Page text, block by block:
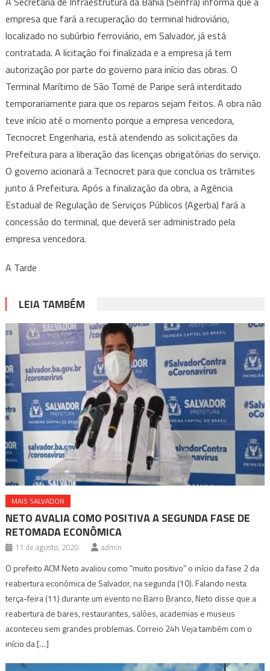
empresa que fará a recuperação do terminal hidroviário,
localizado no subúrbio ferroviário, em Salvador, já está
contratada. A licitação foi finalizada e a empresa já tem
autorização por parte do governo para início das obras. O
Terminal Marítimo de São Tomé de Paripe será interditado
temporariamente para que os reparos sejam feitos. A obra não
teve início até o momento porque a empresa vencedora,
Tecnocret Engenharia, está atendendo as solicitações da
Prefeitura para a liberação das licenças obrigatórias do serviço.
O governo acionará a Tecnocret para que conclua os trâmites
junto á Prefeitura. Após a finalização da obra, a Agência
Estadual de Regulação de Serviços Públicos (Agerba) fará a
concessão do terminal, que deverá ser administrado pela
empresa vencedora.
A Tarde
LEIA TAMBÉM
MAIS SALVADOR
NETO AVALIA COMO POSITIVA A SEGUNDA FASE DE
RETOMADA ECONÔMICA
11 de agosto, 2020 admin
O prefeito ACM Neto avaliou como “muito positivo” o início da fase 2 da
reabertura econômica de Salvador, na segunda (10). Falando nesta
terça-feira (11) durante um evento no Barro Branco, Neto disse que a
reabertura de bares, restaurantes, salões, academias e museus
aconteceu sem grandes problemas. Correio 24h Veja também com o
início da […]